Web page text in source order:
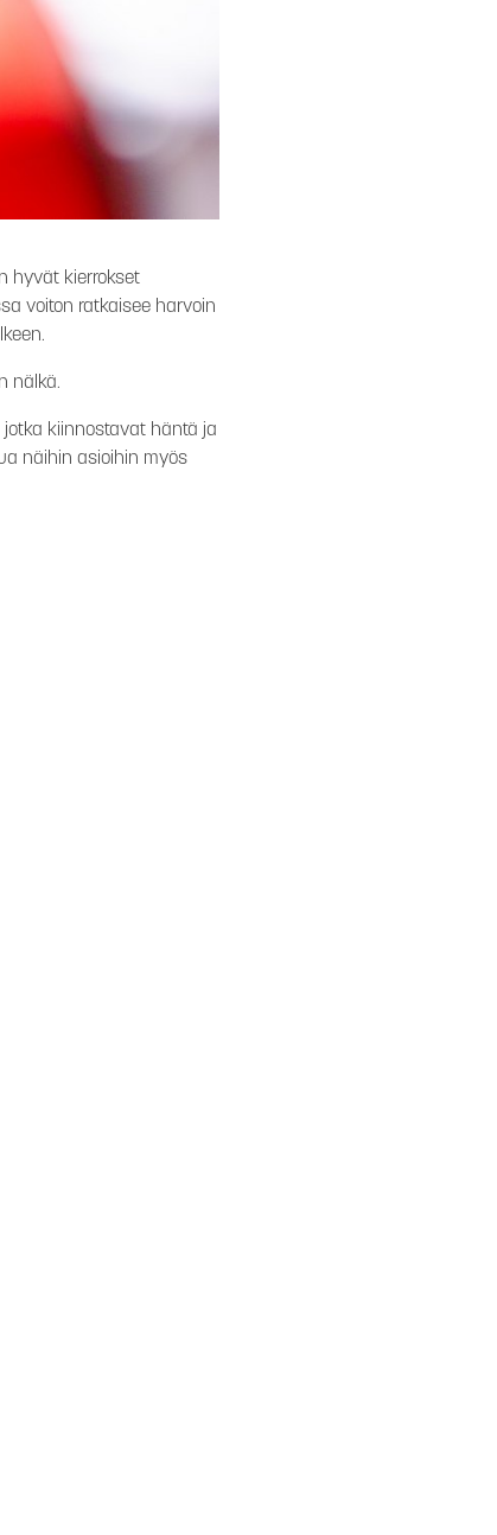
hyvät kierrokset
voiton ratkaisee harvoin
nälkä.
jotka kiinnostavat häntä ja
näihin asioihin myös